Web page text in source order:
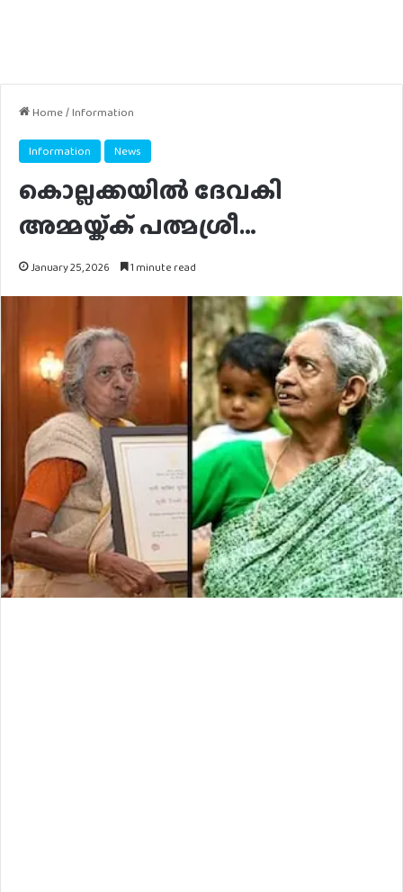
Home/Information
Information News
കൊല്ലക്കയിൽ ദേവകി
അമ്മയ്ക്ക് പത്മശ്രീ…
January 25, 2026 1 minute read